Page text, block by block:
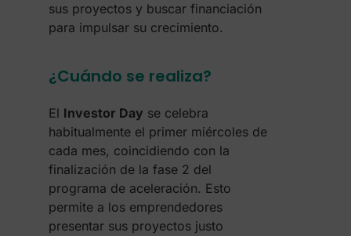
sus proyectos y buscar financiación
para impulsar su crecimiento.
¿Cuándo se realiza?
El Investor Day se celebra
habitualmente el primer miércoles de
cada mes, coincidiendo con la
finalización de la fase 2 del
programa de aceleración. Esto
permite a los emprendedores
presentar sus proyectos justo